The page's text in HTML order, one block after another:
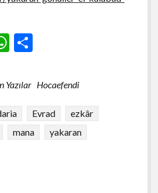
W
at
A
p
S
ar
Yazılar Hocaefendi
Evrad
ezkâr
mana
yakaran